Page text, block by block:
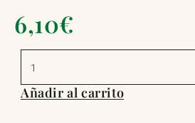
6,10€
VITIS
CEPILLO
PERIO
cantidad
Añadir al carrito